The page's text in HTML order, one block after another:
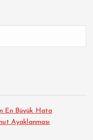
En Büyük Hata
Ayaklanması